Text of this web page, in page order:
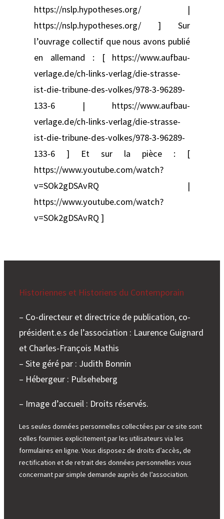
https://nslp.hypotheses.org/ |
https://nslp.hypotheses.org/ ] Sur
l’ouvrage collectif que nous avons publié
en allemand : [ https://www.aufbau-
verlage.de/ch-links-verlag/die-strasse-
ist-die-tribune-des-volkes/978-3-96289-
133-6 | https://www.aufbau-
verlage.de/ch-links-verlag/die-strasse-
ist-die-tribune-des-volkes/978-3-96289-
133-6 ] Et sur la pièce : [
https://www.youtube.com/watch?
v=SOk2gDSAvRQ |
https://www.youtube.com/watch?
v=SOk2gDSAvRQ ]
Historiennes et Historiens du Contemporain
– Co-directeur et directrice de publication, co-
président.e.s de l’association : Laurence Guignard
et Charles-François Mathis
– Site géré par : Judith Bonnin
– Hébergeur : Pulseheberg
– Image d’accueil : Droits réservés.
Les seules données personnelles collectées par ce site sont
celles fournies explicitement par les utilisateurs via les
formulaires en ligne. Vous disposez de droits d’accès, de
rectification et de retrait des données personnelles vous
concernant par simple demande auprès de l’association.